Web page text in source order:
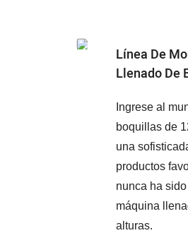
Línea De
Llenado De
Ingrese al
boquillas de
una
productos
nunca ha
máquina
alturas.